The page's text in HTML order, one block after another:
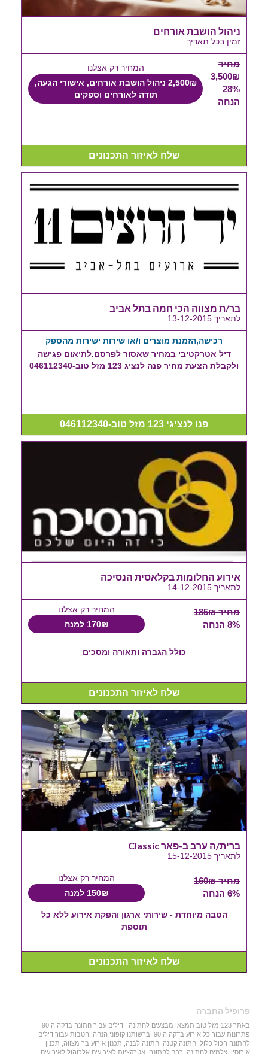
ניהול הושבת אורחים
זמין בכל תאריך
מחיר
3,500₪
28%
הנחה
המחיר רק אצלנו
2,500₪ ניהול הושבת אורחים, אישורי הגעה,
תודה לאורחים וספקים
שלח לאיזור התכנונים
בר/ת מצווה הכי חמה בתל אביב
לתאריך 13-12-2015
רכישה,הזמנת מוצרים ו/או שירות ישירות מהספק
דיל אטרקטיבי במחיר שאסור לפרסם.לתיאום פגישה
ולקבלת הצעת מחיר פנה לנציג 123 מזל טוב-046112340
פנו לנציגי 123 מזל טוב-046112340
אירוע החלומות בקלאסית הנסיכה
לתאריך 14-12-2015
מחיר 185₪
8% הנחה
המחיר רק אצלנו
170₪ למנה
כולל הגברה ותאורה ומסכים
שלח לאיזור התכנונים
ברית/ה ערב ב-פאר Classic
לתאריך 15-12-2015
מחיר 160₪
6% הנחה
המחיר רק אצלנו
150₪ למנה
הטבה מיוחדת - שירותי ארגון והפקת אירוע ללא כל
תוספת
שלח לאיזור התכנונים
פרופיל החברה
באתר 123 מזל טוב תמצאו מבצעים לחתונה | דילים עבור חתונה בדקה ה 90 |
פתרונות עבור כל אירוע בדקה ה 90 .ברשותנו קופוני הנחה והטבות עבור דילים
לחתונה הכול כלול, חתונה קטנה, חתונה לבנה, תכנון אירוע בר מצווה, תכנון
אירוסין, צלמים לחתונה, רכב לחתונה, אטרקציות לאירועים,אלכוהול לאירועים,